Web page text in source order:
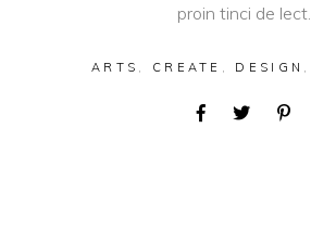
proin tinci de lect.
ARTS , CREATE , DESIGN ,